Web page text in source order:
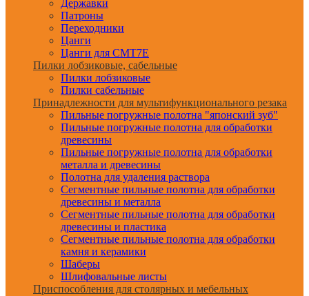
Державки
Патроны
Переходники
Цанги
Цанги для CMT7E
Пилки лобзиковые, сабельные
Пилки лобзиковые
Пилки сабельные
Принадлежности для мультифункционального резака
Пильные погружные полотна "японский зуб"
Пильные погружные полотна для обработки
древесины
Пильные погружные полотна для обработки
металла и древесины
Полотна для удаления раствора
Сегментные пильные полотна для обработки
древесины и металла
Сегментные пильные полотна для обработки
древесины и пластика
Сегментные пильные полотна для обработки
камня и керамики
Шаберы
Шлифовальные листы
Приспособления для столярных и мебельных